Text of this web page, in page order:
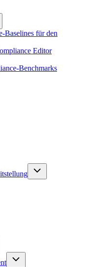
Baselines für den
Editor
Benchmarks